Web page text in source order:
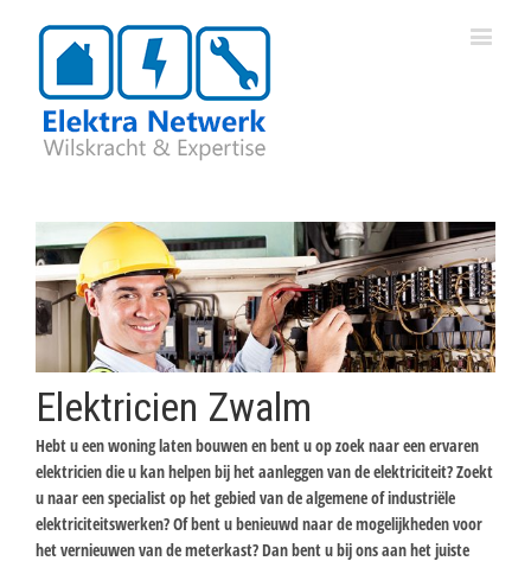
Elektricien Zwalm
Hebt u een woning laten bouwen en bent u op zoek naar een ervaren
elektricien die u kan helpen bij het aanleggen van de elektriciteit? Zoekt
u naar een specialist op het gebied van de algemene of industriële
elektriciteitswerken? Of bent u benieuwd naar de mogelijkheden voor
het vernieuwen van de meterkast? Dan bent u bij ons aan het juiste